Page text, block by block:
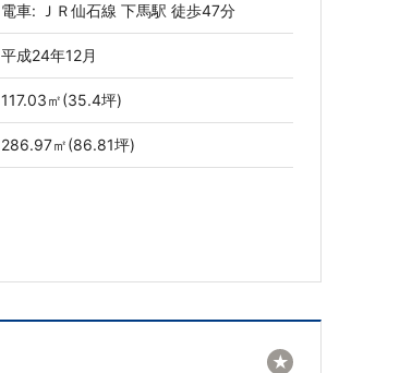
電車: ＪＲ仙石線 下馬駅 徒歩47分
平成24年12月
117.03㎡(35.4坪)
286.97㎡(86.81坪)
★